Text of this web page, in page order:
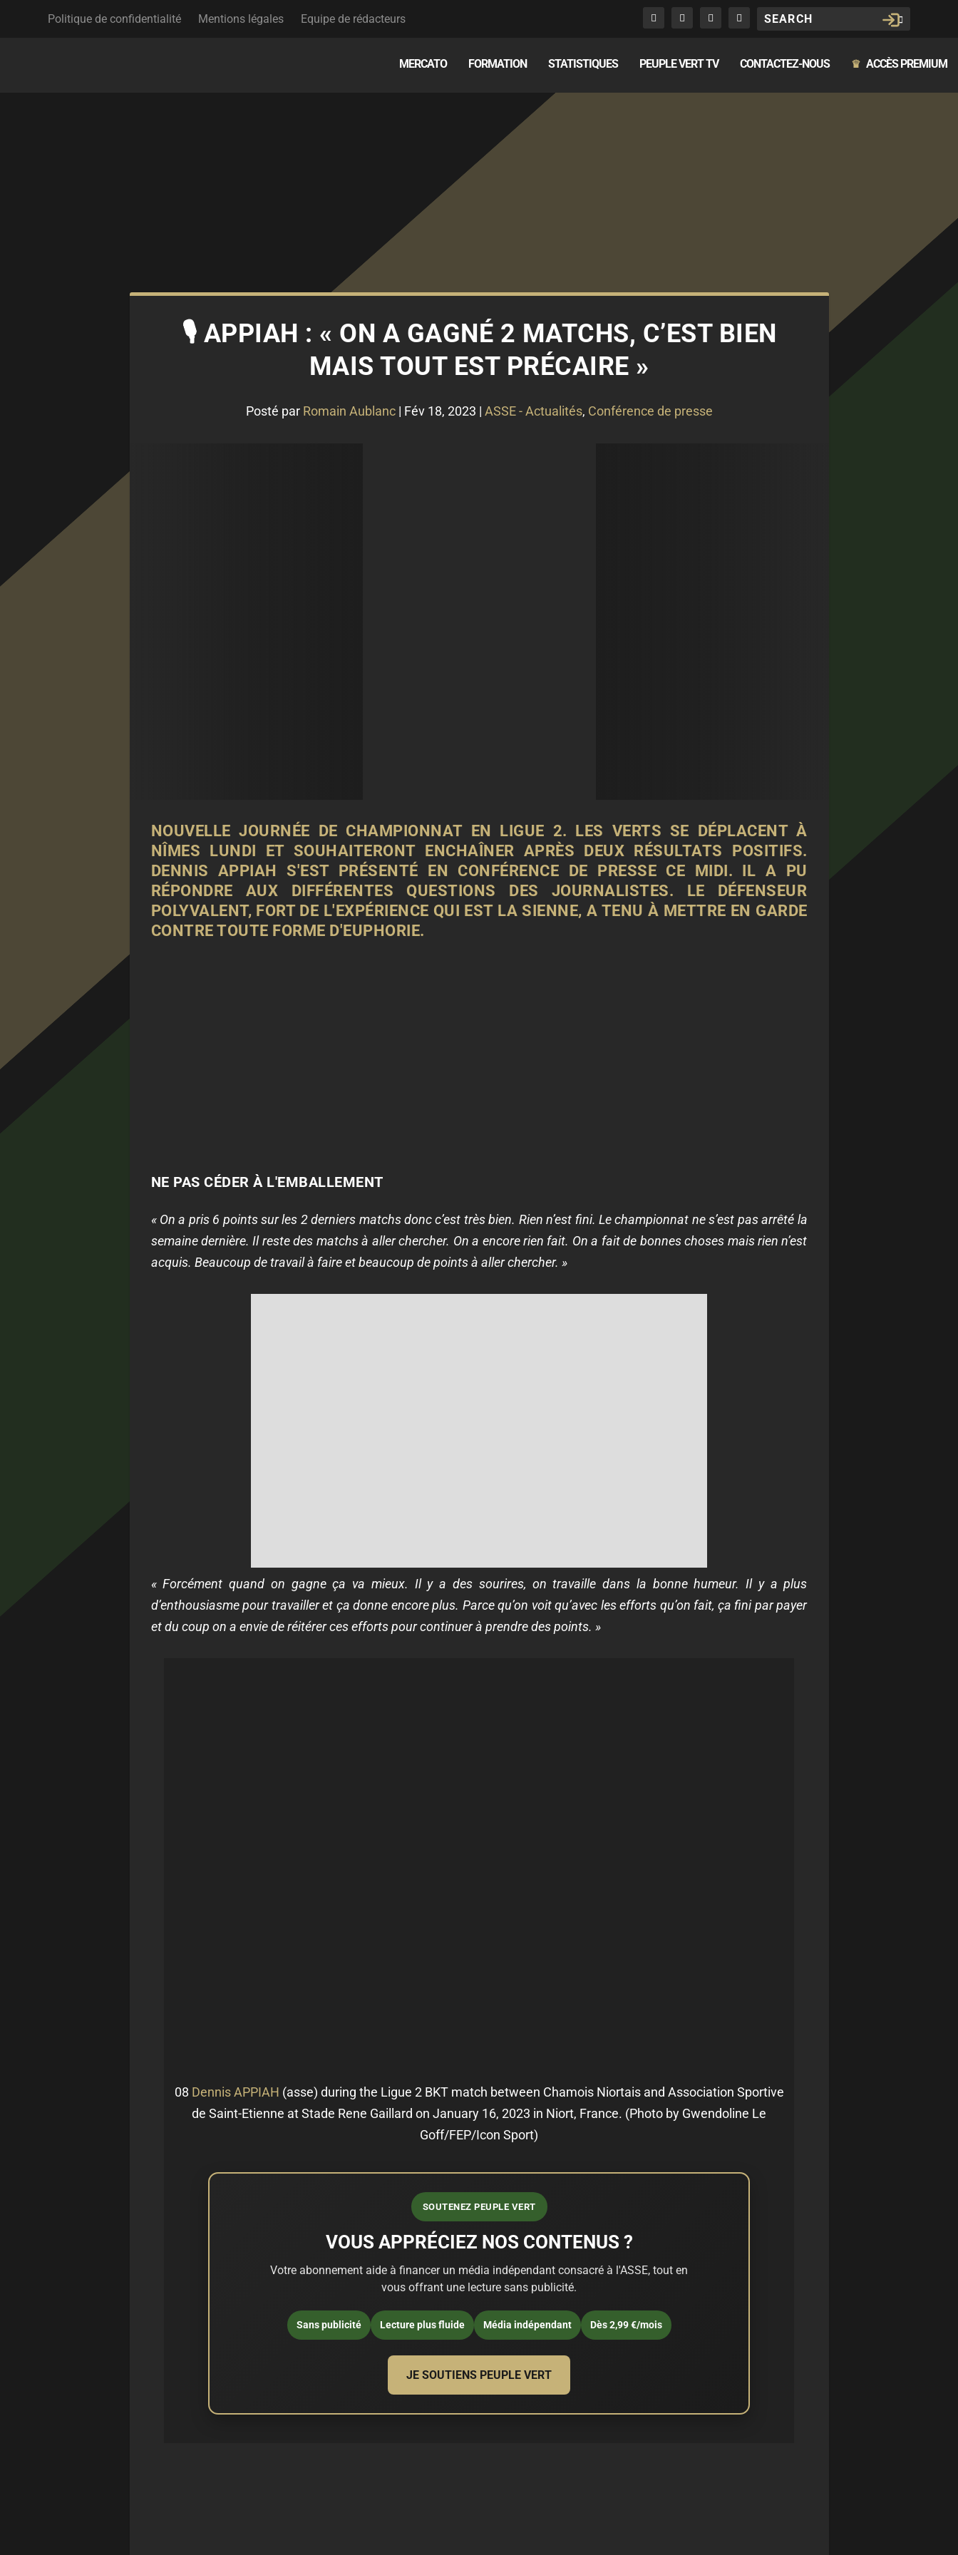
Politique de confidentialité Mentions légales Equipe de rédacteurs
MERCATO FORMATION STATISTIQUES PEUPLE VERT TV CONTACTEZ-NOUS ♛ ACCÈS PREMIUM
🎙 APPIAH : « ON A GAGNÉ 2 MATCHS, C’EST BIEN
MAIS TOUT EST PRÉCAIRE »
Posté par Romain Aublanc| Fév 18, 2023 | ASSE - Actualités, Conférence de presse
NOUVELLE JOURNÉE DE CHAMPIONNAT EN LIGUE 2. LES VERTS SE DÉPLACENT À
NÎMES LUNDI ET SOUHAITERONT ENCHAÎNER APRÈS DEUX RÉSULTATS POSITIFS.
DENNIS APPIAH S'EST PRÉSENTÉ EN CONFÉRENCE DE PRESSE CE MIDI. IL A PU
RÉPONDRE AUX DIFFÉRENTES QUESTIONS DES JOURNALISTES. LE DÉFENSEUR
POLYVALENT, FORT DE L'EXPÉRIENCE QUI EST LA SIENNE, A TENU À METTRE EN GARDE
CONTRE TOUTE FORME D'EUPHORIE.
NE PAS CÉDER À L'EMBALLEMENT
« On a pris 6 points sur les 2 derniers matchs donc c’est très bien. Rien n’est fini. Le championnat ne s’est pas arrêté la
semaine dernière. Il reste des matchs à aller chercher. On a encore rien fait. On a fait de bonnes choses mais rien n’est
acquis. Beaucoup de travail à faire et beaucoup de points à aller chercher. »
« Forcément quand on gagne ça va mieux. Il y a des sourires, on travaille dans la bonne humeur. Il y a plus
d’enthousiasme pour travailler et ça donne encore plus. Parce qu’on voit qu’avec les efforts qu’on fait, ça fini par payer
et du coup on a envie de réitérer ces efforts pour continuer à prendre des points. »
08 Dennis APPIAH (asse) during the Ligue 2 BKT match between Chamois Niortais and Association Sportive
de Saint-Etienne at Stade Rene Gaillard on January 16, 2023 in Niort, France. (Photo by Gwendoline Le
Goff/FEP/Icon Sport)
SOUTENEZ PEUPLE VERT
VOUS APPRÉCIEZ NOS CONTENUS ?
Votre abonnement aide à financer un média indépendant consacré à l'ASSE, tout en
vous offrant une lecture sans publicité.
Sans publicité Lecture plus fluide Média indépendant Dès 2,99 €/mois
JE SOUTIENS PEUPLE VERT